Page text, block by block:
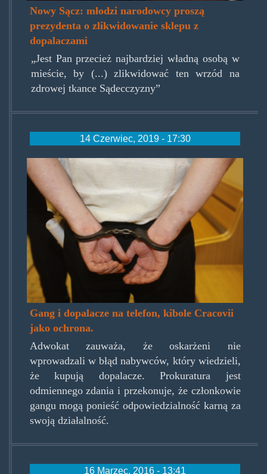
Nowy Sącz: młodzi narodowcy proszą
prezydenta o zlikwidowanie sklepu z
dopalaczami
„Jest Pan przecież najbardziej władną osobą w
mieście, by (...) zlikwidować ten wrzód na
zdrowej tkance Sądecczyzny”
14 Czerwiec, 2019 - 17:30
marek_ka.jpg
Gang i dopalacze na telefon, kibole Cracovii
jako ochrona.
Adwokat zauważa, że oskarżeni nie
wprowadzali w błąd nabywców, który wiedzieli,
że kupują dopalacze. Prokuratura jest
odmiennego zdania i przekonuje, że członkowie
gangu mogą ponieść odpowiedzialność karną za
swoją działalność.
16 Marzec, 2016 - 13:41